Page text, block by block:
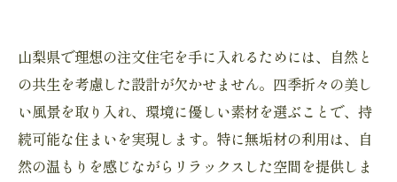
山梨県で理想の注文住宅を手に入れるためには、自然と
の共生を考慮した設計が欠かせません。四季折々の美し
い風景を取り入れ、環境に優しい素材を選ぶことで、持
続可能な住まいを実現します。特に無垢材の利用は、自
然の温もりを感じながらリラックスした空間を提供しま